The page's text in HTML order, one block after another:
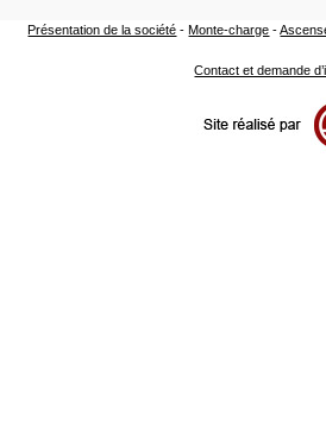
Présentation de la société - Monte-charge -
Contact et demande